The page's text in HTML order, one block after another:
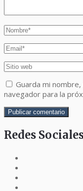
Guarda mi
navegador para la
Redes